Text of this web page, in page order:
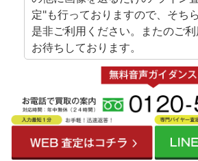
定"も行っておりますので、そち
是非ご利用ください。またのご利
お待ちしております。